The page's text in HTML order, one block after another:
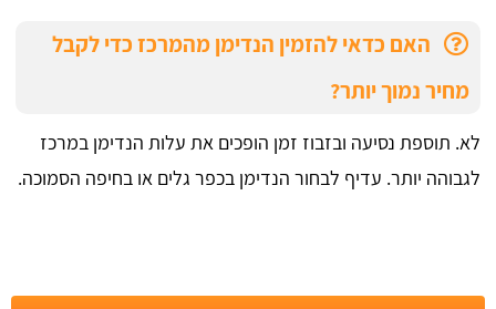
האם כדאי להזמין הנדימן מהמרכז כדי לקבל
מחיר נמוך יותר?
לא. תוספת נסיעה ובזבוז זמן הופכים את עלות הנדימן במרכז
לגבוהה יותר. עדיף לבחור הנדימן בכפר גלים או בחיפה הסמוכה.